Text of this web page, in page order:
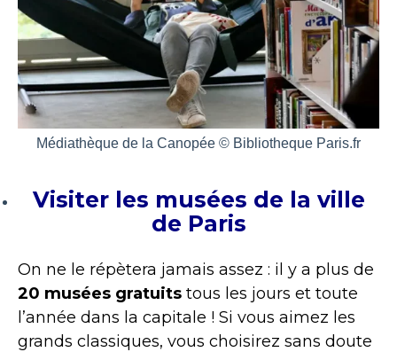
Médiathèque de la Canopée © Bibliotheque Paris.fr
Visiter les musées de la ville
de Paris
On ne le répètera jamais assez : il y a plus de
20 musées gratuits tous les jours et toute
l’année dans la capitale ! Si vous aimez les
grands classiques, vous choisirez sans doute